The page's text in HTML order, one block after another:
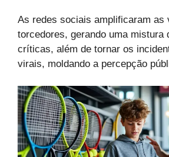
As redes sociais amplificaram as
torcedores, gerando uma mistura
críticas, além de tornar os
virais, moldando a percepção